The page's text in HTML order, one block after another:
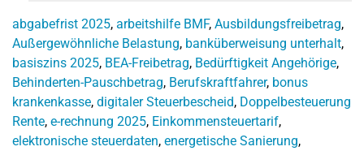
abgabefrist 2025, arbeitshilfe BMF, Ausbildungsfreibetrag,
Außergewöhnliche Belastung, banküberweisung unterhalt,
basiszins 2025, BEA-Freibetrag, Bedürftigkeit Angehörige,
Behinderten-Pauschbetrag, Berufskraftfahrer, bonus
krankenkasse, digitaler Steuerbescheid, Doppelbesteuerung
Rente, e-rechnung 2025, Einkommensteuertarif,
elektronische steuerdaten, energetische Sanierung,